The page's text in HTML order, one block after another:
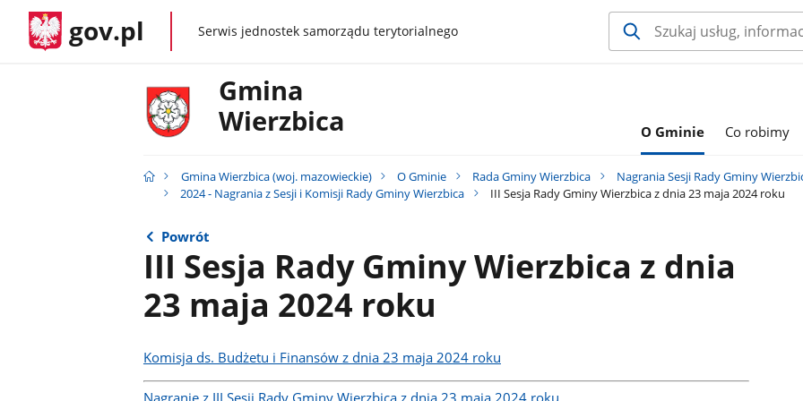
gov.pl gov.plSerwis jednostek samorządu terytorialnego
Gmina
Wierzbica
O Gminie Co robimy
Gmina Wierzbica (woj. mazowieckie) O Gminie Rada Gminy Wierzbica
Nagrania Sesji Rady Gminy
2024 - Nagrania z Sesji i Komisji Rady Gminy Wierzbica
III Sesja Rady Gminy Wierzbica z dnia 23 maja 2024 roku
Powrót
III Sesja Rady Gminy Wierzbica z dnia
23 maja 2024 roku
Komisja ds. Budżetu i Finansów z dnia 23 maja 2024 roku